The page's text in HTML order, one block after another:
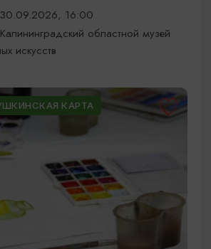
16:00
областной музей
искусств
КАРТА